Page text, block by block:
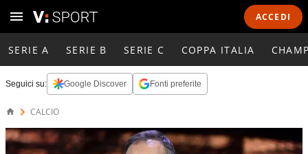
ACCEDI
SERIE A SERIE B SERIE C COPPA ITALIA
Seguici su: Google Discover Fonti preferite
CALCIO